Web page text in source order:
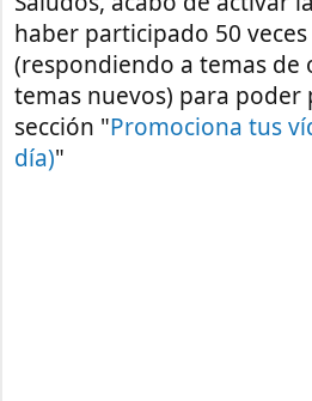
i
o
haber participado 50
(respondiendo a temas de
temas nuevos) para poder
sección "Promociona tus
día)"